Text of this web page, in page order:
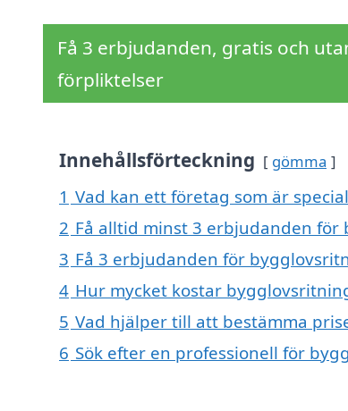
Få 3 erbjudanden, gratis och
förpliktelser
Innehållsförteckning gömma
1 Vad kan ett företag som är
2 Få alltid minst 3 erbjudanden
3 Få 3 erbjudanden för
4 Hur mycket kostar
5 Vad hjälper till att bestämma
6 Sök efter en professionell för